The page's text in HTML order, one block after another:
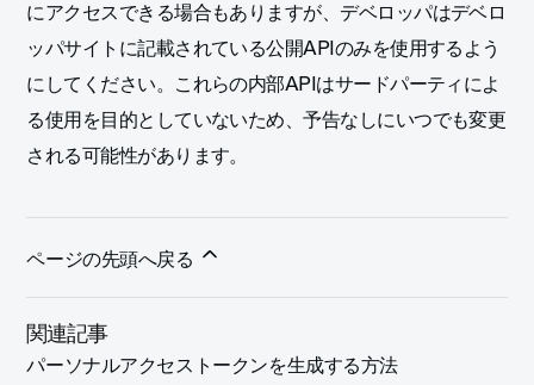
にアクセスできる場合もありますが、デベロッパはデベロ
ッパサイトに記載されている公開APIのみを使用するよう
にしてください。これらの内部APIはサードパーティによ
る使用を目的としていないため、予告なしにいつでも変更
される可能性があります。
ページの先頭へ戻る
関連記事
パーソナルアクセストークンを生成する方法